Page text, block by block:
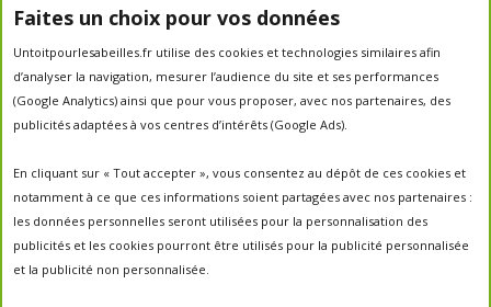
Faites un choix pour vos données
Untoitpourlesabeilles.fr utilise des cookies et technologies similaires afin
d’analyser la navigation, mesurer l’audience du site et ses performances
(Google Analytics) ainsi que pour vous proposer, avec nos partenaires, des
publicités adaptées à vos centres d’intérêts (Google Ads).
En cliquant sur « Tout accepter », vous consentez au dépôt de ces cookies et
notamment à ce que ces informations soient partagées avec nos partenaires :
les données personnelles seront utilisées pour la personnalisation des
publicités et les cookies pourront être utilisés pour la publicité personnalisée
et la publicité non personnalisée.
Étiquettes
abeille abeille en danger abeilles animation
apiculteur apiculteurs apiculture apiculture
autrefois biodiversité Chantal Jacquot et Yves Robert
essaimage essaim sauvage fleurs la vie de la
ruche Maroc miel miel; production;abeilles
miel
français
parrainage de ruche
parrainer une ruche pesticides
portes ouvertes